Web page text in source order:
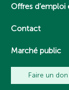
Offres d’emploi
Contact
Marché public
Faire un don